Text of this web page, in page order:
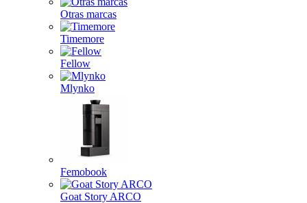
Otras marcas
Timemore
Fellow
Mlynko
Femobook
Goat Story ARCO